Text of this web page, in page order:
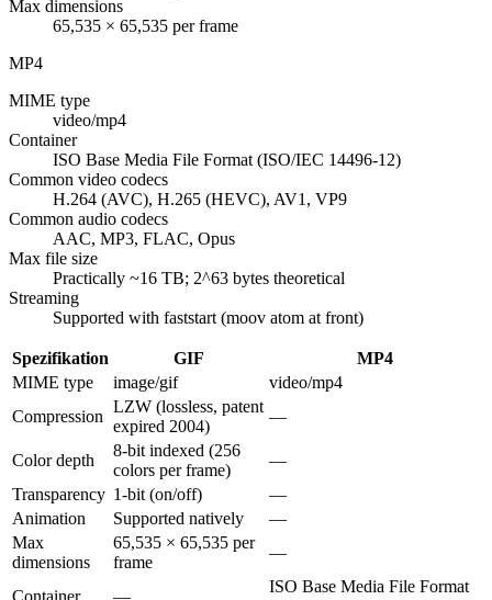
Max dimensions
65,535 × 65,535 per frame
MP4
MIME type
video/mp4
Container
ISO Base Media File Format (ISO/IEC 14496-12)
Common video codecs
H.264 (AVC), H.265 (HEVC), AV1, VP9
Common audio codecs
AAC, MP3, FLAC, Opus
Max file size
Practically ~16 TB; 2^63 bytes theoretical
Streaming
Supported with faststart (moov atom at front)
Spezifikation GIF
MP4
MIME type
image/gif
video/mp4
Compression
LZW (lossless, patent
expired 2004)
—
Color depth
8-bit indexed (256
colors per frame)
—
Transparency 1-bit (on/off)
—
Animation
Supported natively
—
Max
dimensions
65,535 × 65,535 per
frame
—
ISO Base Media File Format